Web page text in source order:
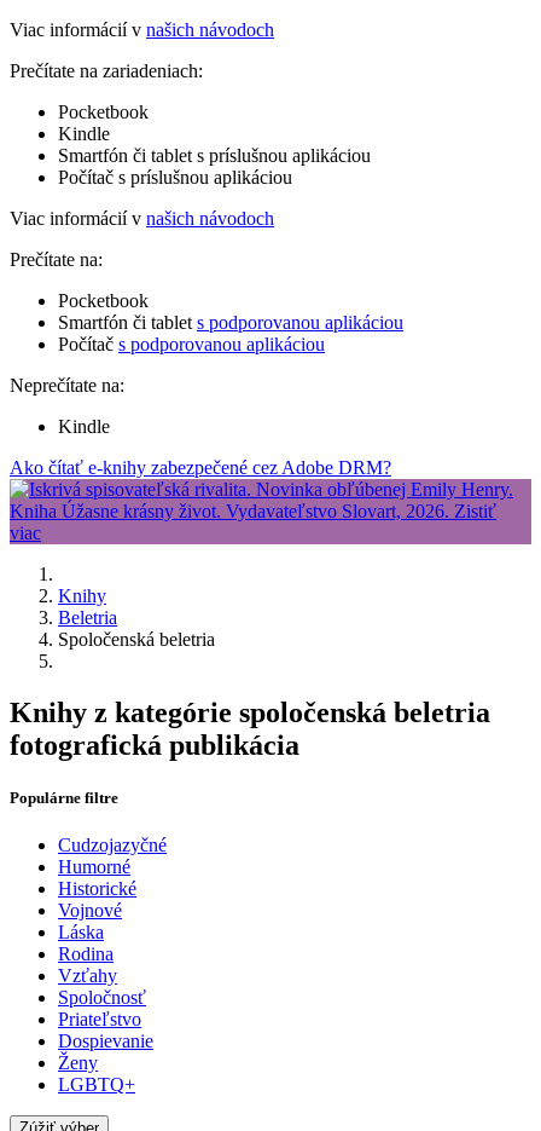
Viac informácií v našich návodoch
Prečítate na zariadeniach:
Pocketbook
Kindle
Smartfón či tablet s príslušnou aplikáciou
Počítač s príslušnou aplikáciou
Viac informácií v našich návodoch
Prečítate na:
Pocketbook
Smartfón či tablet s podporovanou aplikáciou
Počítač s podporovanou aplikáciou
Neprečítate na:
Kindle
Ako čítať e-knihy zabezpečené cez Adobe DRM?
Knihy
Beletria
Spoločenská beletria
Knihy z kategórie spoločenská beletria
fotografická publikácia
Populárne filtre
Cudzojazyčné
Humorné
Historické
Vojnové
Láska
Rodina
Vzťahy
Spoločnosť
Priateľstvo
Dospievanie
Ženy
LGBTQ+